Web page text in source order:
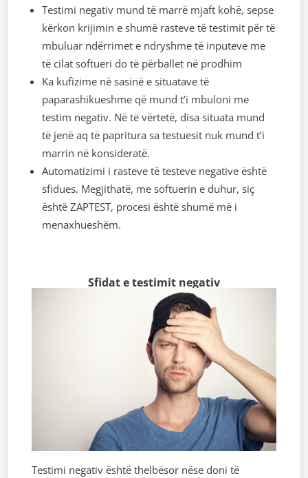
Testimi negativ mund të marrë mjaft kohë, sepse
kërkon krijimin e shumë rasteve të testimit për të
mbuluar ndërrimet e ndryshme të inputeve me
të cilat softueri do të përballet në prodhim
Ka kufizime në sasinë e situatave të
paparashikueshme që mund t’i mbuloni me
testim negativ. Në të vërtetë, disa situata mund
të jenë aq të papritura sa testuesit nuk mund t’i
marrin në konsideratë.
Automatizimi i rasteve të testeve negative është
sfidues. Megjithatë, me softuerin e duhur, siç
është ZAPTEST, procesi është shumë më i
menaxhueshëm.
Sfidat e testimit negativ
Testimi negativ është thelbësor nëse doni të